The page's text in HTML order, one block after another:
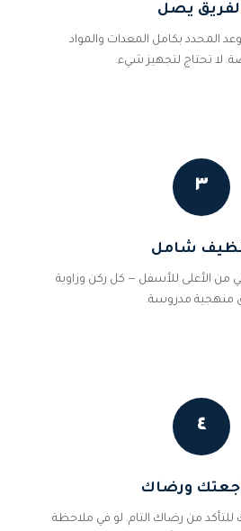
يصل
المحدد بكامل المعدات والمواد
لا تحتاج لتجهيز شيء.
٣
شامل
من الأعلى للأسفل — كل ركن وزاوية
منهجية مدروسة.
٤
ورضاك
للتأكد من رضاك التام. لو في ملاحظة